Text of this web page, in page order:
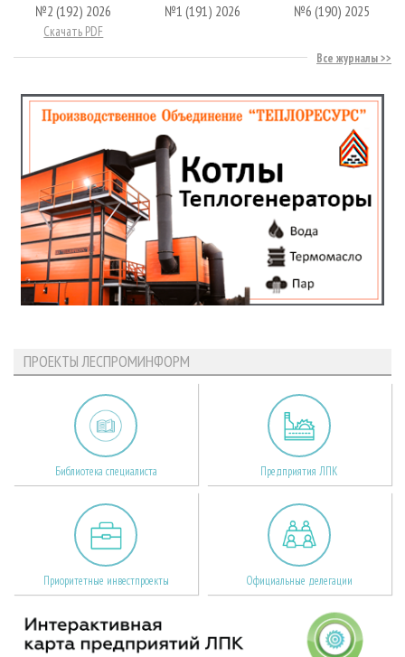
№2 (192) 2026
Скачать PDF
№1 (191) 2026 №6 (190) 2025
Все журналы
ПРОЕКТЫ ЛЕСПРОМИНФОРМ
Библиотека специалиста Предприятия ЛПК
Приоритетные инвестпроекты Официальные делегации